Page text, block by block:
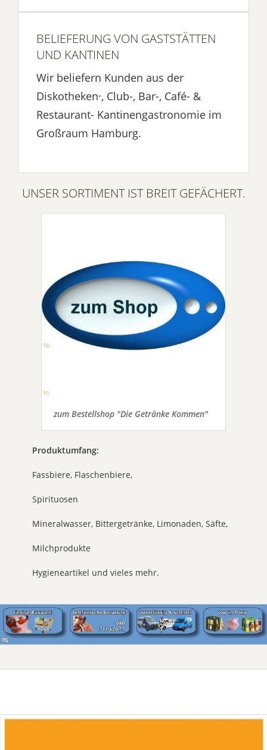
BELIEFERUNG VON GASTSTÄTTEN
UND KANTINEN
Wir beliefern Kunden aus der
Diskotheken·, Club-, Bar-, Café- &
Restaurant- Kantinengastronomie im
Großraum Hamburg.
UNSER SORTIMENT IST BREIT GEFÄCHERT.
zum Bestellshop "Die Getränke Kommen"
Produktumfang:
Fassbiere, Flaschenbiere,
Spirituosen
Mineralwasser, Bittergetränke, Limonaden, Säfte,
Milchprodukte
Hygieneartikel und vieles mehr.